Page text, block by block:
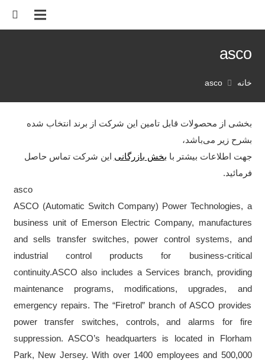
asco
خانه asco
بخشی از محصولات قابل تامین این شرکت از برند انتخاب شده
بشرح زیر‌‌ می‌باشد،
جهت اطلاعات بیشتر با بخش بازرگانی این شرکت تماس حاصل
فرمائید.
asco
ASCO (Automatic Switch Company) Power Technologies, a
business unit of Emerson Electric Company, manufactures
and sells transfer switches, power control systems, and
industrial control products for business-critical
continuity.ASCO also includes a Services branch, providing
maintenance programs, modifications, upgrades, and
emergency repairs. The “Firetrol” branch of ASCO provides
power transfer switches, controls, and alarms for fire
suppression. ASCO’s headquarters is located in Florham
Park, New Jersey. With over 1400 employees and 500,000